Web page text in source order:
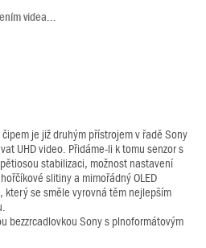
videa...
je již druhým přístrojem v řadě Sony
UHD video. Přidáme-li k tomu senzor s
stabilizaci, možnost nastavení
slitiny a mimořádný OLED
se směle vyrovná těm nejlepším
bezzrcadlovkou Sony s plnoformátovým